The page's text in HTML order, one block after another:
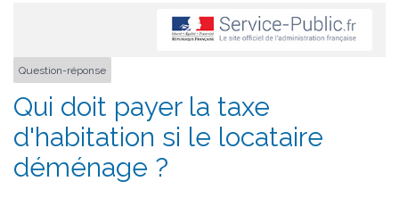
Question-réponse
Qui doit payer la taxe
d'habitation si le locataire
déménage ?